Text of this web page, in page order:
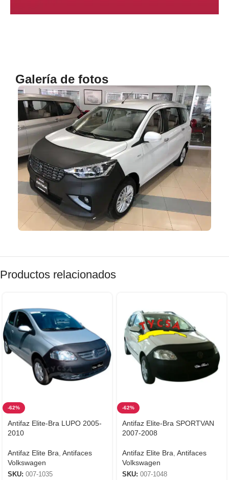
Galería de fotos
Productos relacionados
-62%
Antifaz Elite-Bra LUPO 2005-
2010
Antifaz Elite Bra Antifaces
Volkswagen
SKU: 007-1035
-62%
Antifaz Elite-Bra SPORTVAN
2007-2008
Antifaz Elite Bra Antifaces
Volkswagen
SKU: 007-1048